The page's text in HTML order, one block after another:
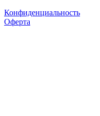
Конфиденциальность
Оферта